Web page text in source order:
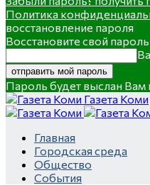
Политика
восстановление пароля
Восстановите свой пароль
Пароль будет выслан Вам
Газета Коми
Главная
Городская среда
Общество
События